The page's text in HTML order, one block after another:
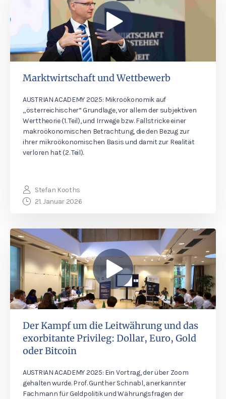
Marktwirtschaft und Wettbewerb
AUSTRIAN ACADEMY 2025: Mikroökonomik auf
„österreichischer“ Grundlage, vor allem der subjektiven
Werttheorie (1. Teil), und Irrwege bzw. Fallstricke einer
makroökonomischen Betrachtung, die den Bezug zur
ihrer mikroökonomischen Basis und damit zur Realität
verloren hat (2. Teil).
Stefan Kooths
21. Januar 2026
Der Kampf um die Leitwährung und das
exorbitante Privileg: Dollar, Euro, Gold
oder Bitcoin
AUSTRIAN ACADEMY 2025: Ein Vortrag, der über Zoom
gehalten wurde. Prof. Gunther Schnabl, anerkannter
Fachmann für Geldpolitik und Währungsfragen der